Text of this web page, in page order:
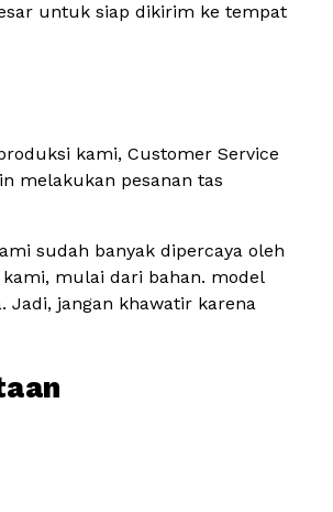
untuk siap dikirim ke tempat
kami, Customer Service
melakukan pesanan tas
sudah banyak dipercaya oleh
mulai dari bahan. model
Jadi, jangan khawatir karena